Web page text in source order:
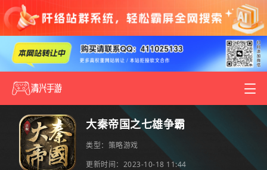
大秦帝国之七雄争霸
类型： 策略游戏
更新时间：2023-10-18 11:44